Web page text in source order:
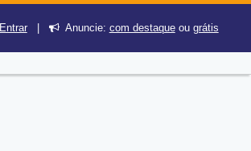
Entrar| Anuncie: com destaqueou grátis